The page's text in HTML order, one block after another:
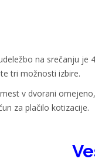
na srečanju je
tri možnosti izbire.
v dvorani
za plačilo kotizacije.